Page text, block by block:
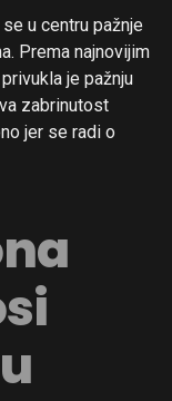
u centru pažnje
Prema najnovijim
je pažnju
zabrinutost
jer se radi o